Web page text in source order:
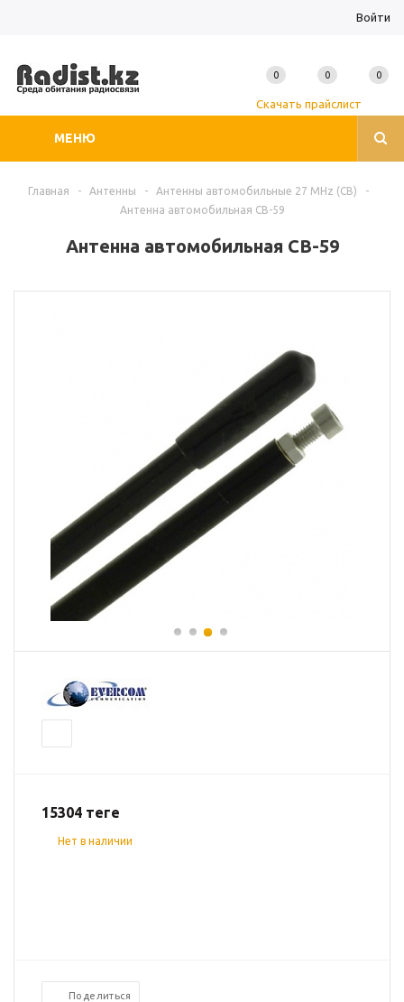
Войти
МЕНЮ
Скачать прайслист
0 0 0
Главная - Антенны - Антенны автомобильные 27 MHz (CB)
-
Антенна автомобильная CB-59
Антенна автомобильная CB-59
15304 теңге
Нет в наличии
Поделиться